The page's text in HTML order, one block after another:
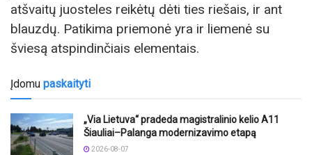
atšvaitų juosteles reikėtų dėti ties riešais, ir ant
blauzdų. Patikima priemonė yra ir liemenė su
šviesą atspindinčiais elementais.
Įdomu paskaityti
„Via Lietuva“ pradeda magistralinio kelio A11
Šiauliai–Palanga modernizavimo etapą
2026-08-07